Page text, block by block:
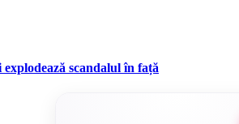
scandalul în față